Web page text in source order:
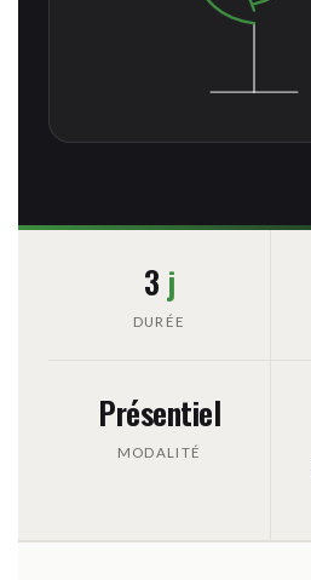
3 j
DURÉE
Présentiel
MODALITÉ